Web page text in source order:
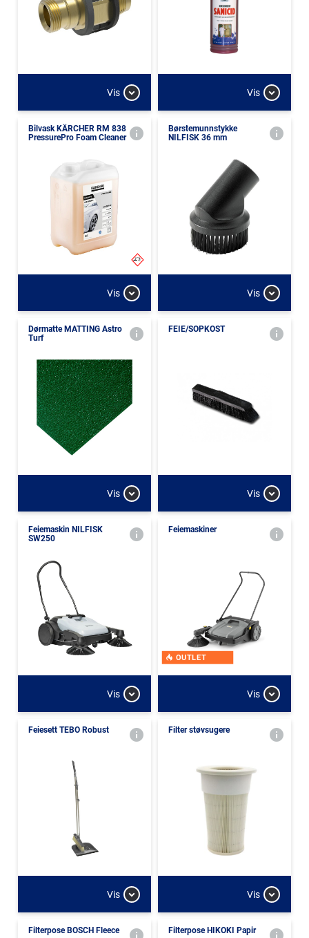
Vis Vis
Bilvask KÄRCHER RM 838
PressurePro Foam Cleaner
Vis
Børstemunnstykke
NILFISK 36 mm
Vis
Dørmatte MATTING Astro
Turf
Vis
FEIE/SOPKOST
Vis
Feiemaskin NILFISK
SW250
Vis
Feiemaskiner
OUTLET
Vis
Feiesett TEBO Robust
Vis
Filter støvsugere
Vis
Filterpose BOSCH Fleece Filterpose HIKOKI Papir